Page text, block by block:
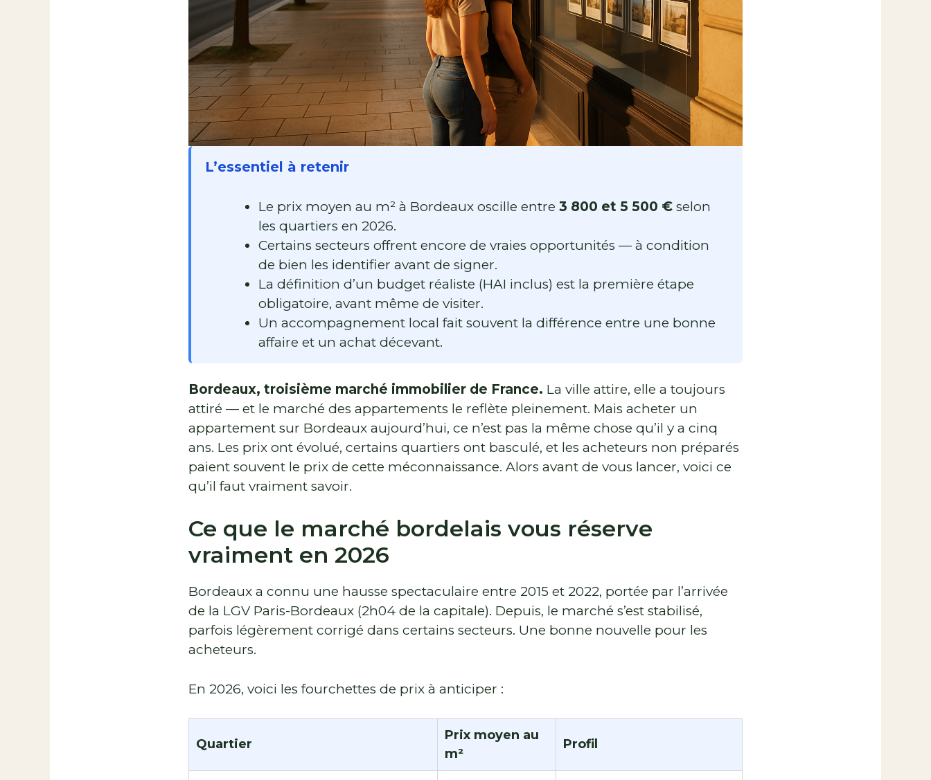
L’essentiel à retenir
Le prix moyen au m² à Bordeaux oscille entre 3 800 et 5 500 € selon
les quartiers en 2026.
Certains secteurs offrent encore de vraies opportunités — à condition
de bien les identifier avant de signer.
La définition d’un budget réaliste (HAI inclus) est la première étape
obligatoire, avant même de visiter.
Un accompagnement local fait souvent la différence entre une bonne
affaire et un achat décevant.
Bordeaux, troisième marché immobilier de France. La ville attire, elle a toujours
attiré — et le marché des appartements le reflète pleinement. Mais acheter un
appartement sur Bordeaux aujourd’hui, ce n’est pas la même chose qu’il y a cinq
ans. Les prix ont évolué, certains quartiers ont basculé, et les acheteurs non préparés
paient souvent le prix de cette méconnaissance. Alors avant de vous lancer, voici ce
qu’il faut vraiment savoir.
Ce que le marché bordelais vous réserve
vraiment en 2026
Bordeaux a connu une hausse spectaculaire entre 2015 et 2022, portée par l’arrivée
de la LGV Paris-Bordeaux (2h04 de la capitale). Depuis, le marché s’est stabilisé,
parfois légèrement corrigé dans certains secteurs. Une bonne nouvelle pour les
acheteurs.
En 2026, voici les fourchettes de prix à anticiper :
Quartier
Prix moyen au
m²
Profil